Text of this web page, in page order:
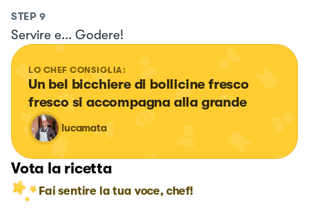
STEP 9
Servire e... Godere!
LO CHEF CONSIGLIA:
Un bel bicchiere di bollicine fresco
fresco si accompagna alla grande
lucamata
Vota la ricetta
Fai sentire la tua voce, chef!